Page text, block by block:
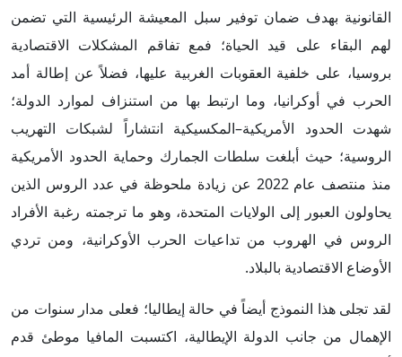
القانونية بهدف ضمان توفير سبل المعيشة الرئيسية التي تضمن
لهم البقاء على قيد الحياة؛ فمع تفاقم المشكلات الاقتصادية
بروسيا، على خلفية العقوبات الغربية عليها، فضلاً عن إطالة أمد
الحرب في أوكرانيا، وما ارتبط بها من استنزاف لموارد الدولة؛
شهدت الحدود الأمريكية–المكسيكية انتشاراً لشبكات التهريب
الروسية؛ حيث أبلغت سلطات الجمارك وحماية الحدود الأمريكية
منذ منتصف عام 2022 عن زيادة ملحوظة في عدد الروس الذين
يحاولون العبور إلى الولايات المتحدة، وهو ما ترجمته رغبة الأفراد
الروس في الهروب من تداعيات الحرب الأوكرانية، ومن تردي
الأوضاع الاقتصادية بالبلاد.
لقد تجلى هذا النموذج أيضاً في حالة إيطاليا؛ فعلى مدار سنوات من
الإهمال من جانب الدولة الإيطالية، اكتسبت المافيا موطئ قدم